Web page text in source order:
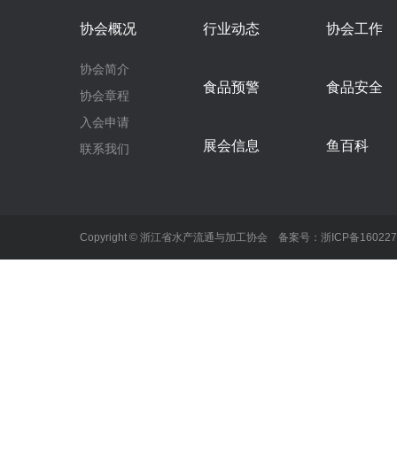
协会概况
协会简介
协会章程
入会申请
联系我们
行业动态 协会工作
食品预警 食品安全
展会信息 鱼百科
Copyright © 浙江省水产流通与加工协会 备案号： 浙ICP备